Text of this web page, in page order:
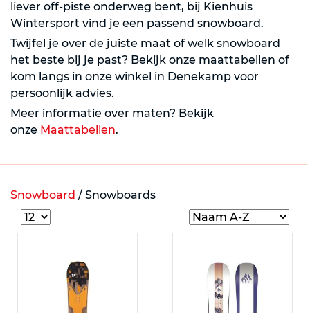
liever off-piste onderweg bent, bij Kienhuis
Wintersport vind je een passend snowboard.
Twijfel je over de juiste maat of welk snowboard
het beste bij je past? Bekijk onze maattabellen of
kom langs in onze winkel in Denekamp voor
persoonlijk advies.
Meer informatie over maten? Bekijk
onze Maattabellen.
Snowboard / Snowboards